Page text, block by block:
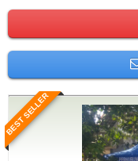
BEST SELLER